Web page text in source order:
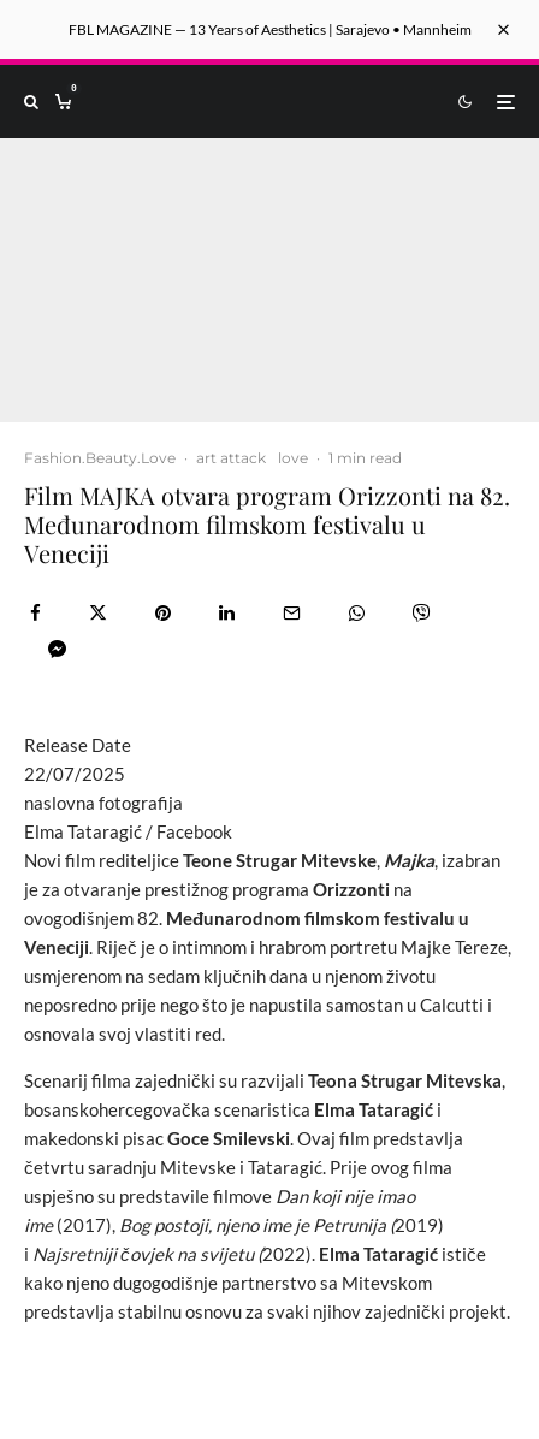
FBL MAGAZINE — 13 Years of Aesthetics | Sarajevo • Mannheim
0
Fashion.Beauty.Love · art attack love · 1 min read
Film MAJKA otvara program Orizzonti na 82.
Međunarodnom filmskom festivalu u
Veneciji
Release Date
22/07/2025
naslovna fotografija
Elma Tataragić / Facebook
Novi film rediteljiceTeone Strugar Mitevske, Majka, izabran
je za otvaranje prestižnog programa Orizzonti na
ovogodišnjem 82. Međunarodnom filmskom festivalu u
Veneciji. Riječ je o intimnom i hrabrom portretu Majke Tereze,
usmjerenom na sedam ključnih dana u njenom životu
neposredno prije nego što je napustila samostan u Calcutti i
osnovala svoj vlastiti red.
Scenarij filma zajednički su razvijali Teona Strugar Mitevska,
bosanskohercegovačka scenaristica Elma Tataragić i
makedonski pisacGoce Smilevski. Ovaj film predstavlja
četvrtu saradnju Mitevske i Tataragić. Prije ovog filma
uspješno su predstavile filmove Dan koji nije imao
ime(2017), Bog postoji, njeno ime je Petrunija (2019)
i Najsretniji čovjek na svijetu (2022). Elma Tataragić ističe
kako njeno dugogodišnje partnerstvo sa Mitevskom
predstavlja stabilnu osnovu za svaki njihov zajednički projekt.